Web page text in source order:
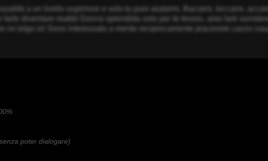
a un livello superiore e solo tu puoi aiutarmi. Baciami, toccami,
diventare realtà! Donna splendida solo per te tesoro, amo farti
mi tolgo io! Sono interessato a mente reciprocamente piacevole cazzo
poter dialogare)